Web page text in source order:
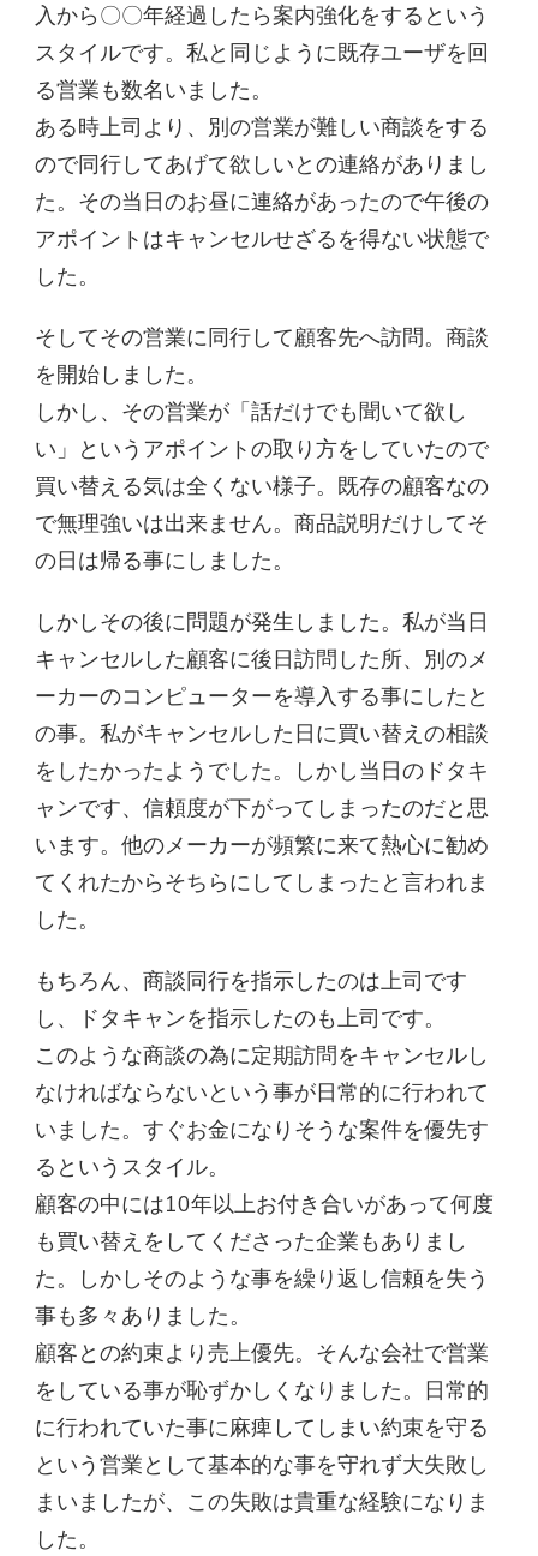
入から〇〇年経過したら案内強化をするという
スタイルです。私と同じように既存ユーザを回
る営業も数名いました。
ある時上司より、別の営業が難しい商談をする
ので同行してあげて欲しいとの連絡がありまし
た。その当日のお昼に連絡があったので午後の
アポイントはキャンセルせざるを得ない状態で
した。
そしてその営業に同行して顧客先へ訪問。商談
を開始しました。
しかし、その営業が「話だけでも聞いて欲し
い」というアポイントの取り方をしていたので
買い替える気は全くない様子。既存の顧客なの
で無理強いは出来ません。商品説明だけしてそ
の日は帰る事にしました。
しかしその後に問題が発生しました。私が当日
キャンセルした顧客に後日訪問した所、別のメ
ーカーのコンピューターを導入する事にしたと
の事。私がキャンセルした日に買い替えの相談
をしたかったようでした。しかし当日のドタキ
ャンです、信頼度が下がってしまったのだと思
います。他のメーカーが頻繁に来て熱心に勧め
てくれたからそちらにしてしまったと言われま
した。
もちろん、商談同行を指示したのは上司です
し、ドタキャンを指示したのも上司です。
このような商談の為に定期訪問をキャンセルし
なければならないという事が日常的に行われて
いました。すぐお金になりそうな案件を優先す
るというスタイル。
顧客の中には10年以上お付き合いがあって何度
も買い替えをしてくださった企業もありまし
た。しかしそのような事を繰り返し信頼を失う
事も多々ありました。
顧客との約束より売上優先。そんな会社で営業
をしている事が恥ずかしくなりました。日常的
に行われていた事に麻痺してしまい約束を守る
という営業として基本的な事を守れず大失敗し
まいましたが、この失敗は貴重な経験になりま
した。